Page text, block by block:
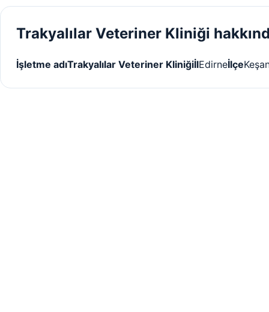
Trakyalılar Veteriner Kliniği
İşletme adıTrakyalılar Veteriner KliniğiİlEdirneİlçe